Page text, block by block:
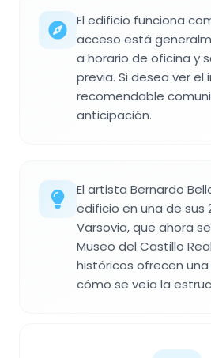
El edificio funciona
acceso está
a horario de oficina y
previa. Si desea ver el
recomendable
anticipación.
El artista Bernardo
edificio en una de sus
Varsovia, que ahora
Museo del Castillo
históricos ofrecen una
cómo se veía la